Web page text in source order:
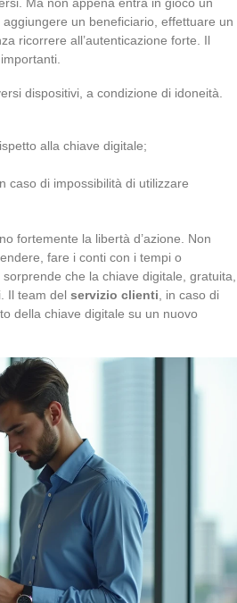
un beneficiario, effettuare un
ricorrere all’autenticazione forte. Il
dispositivi, a condizione di idoneità.
alla chiave digitale;
caso di impossibilità di utilizzare
fortemente la libertà d’azione. Non
fare i conti con i tempi o
che la chiave digitale, gratuita,
Il team del servizio clienti , in caso di
della chiave digitale su un nuovo